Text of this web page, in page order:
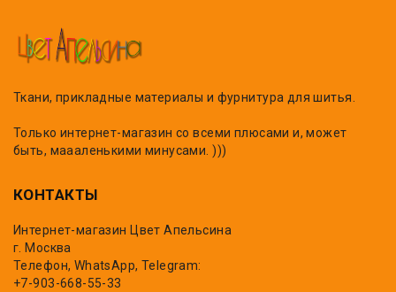
Ткани, прикладные материалы и фурнитура для шитья.
Только интернет-магазин со всеми плюсами и, может
быть, маааленькими минусами. )))
КОНТАКТЫ
Интернет-магазин Цвет Апельсина
г. Москва
Телефон, WhatsApp, Telegram:
+7-903-668-55-33